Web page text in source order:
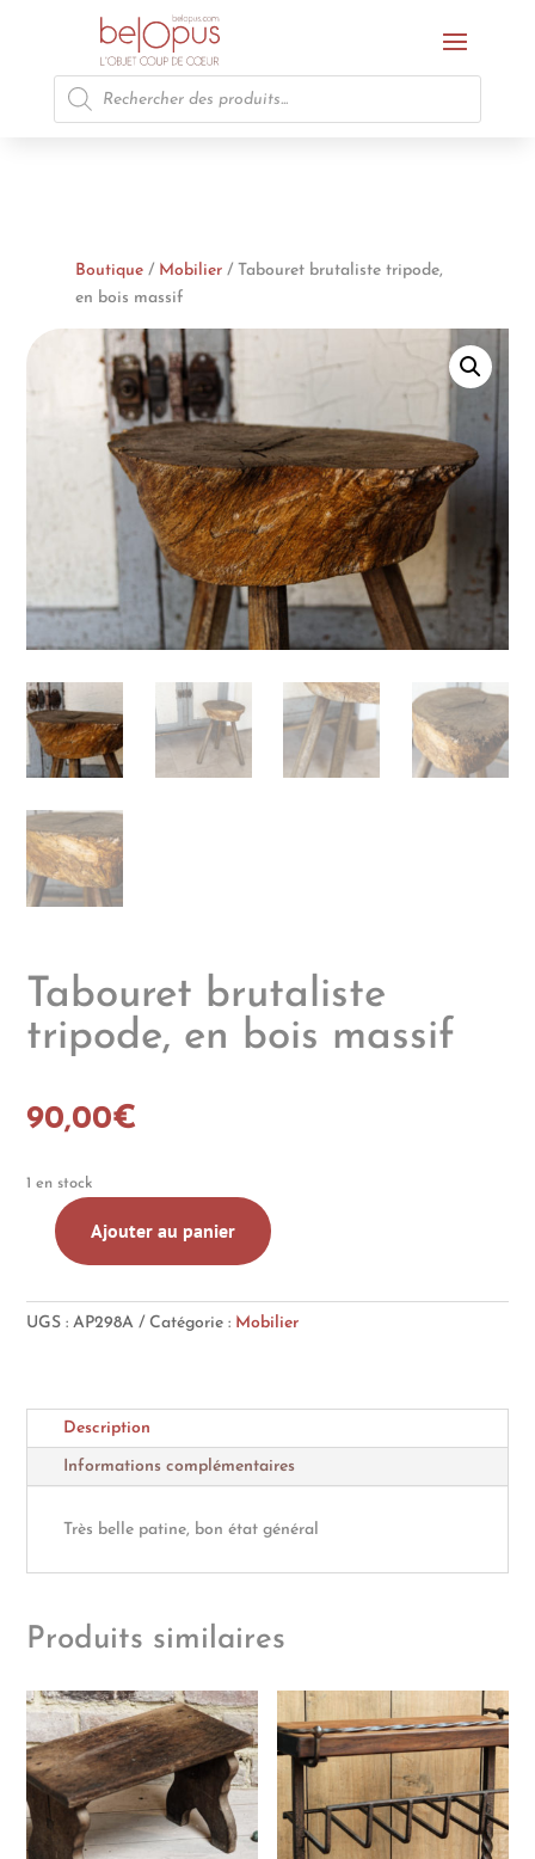
Recherche
de
produits
Boutique/ Mobilier/ Tabouret brutaliste tripode,
en bois massif
Tabouret brutaliste
tripode, en bois massif
90,00€
1 en stock
quantité
Tabouret
brutaliste
bois
massif
Ajouter au panier
UGS :AP298A Catégorie : Mobilier
Description
Informations complémentaires
Très belle patine, bon état général
Produits similaires